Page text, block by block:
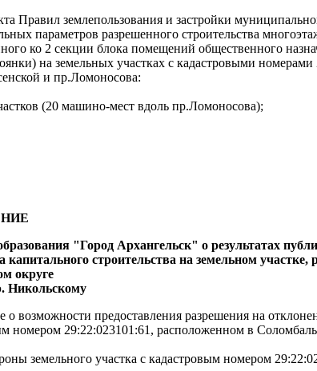
Правил землепользования и застройки
параметров разрешенного строительства
ко 2 секции блока помещений общественного
на земельных участках с кадастровыми
и пр.Ломоносова:
(20 машино-мест вдоль пр.Ломоносова);
"Город Архангельск" о результатах
строительства на земельном
округе
Никольскому
возможности предоставления разрешения на
номером 29:22:023101:61, расположенном в
земельного участка с кадастровым номером